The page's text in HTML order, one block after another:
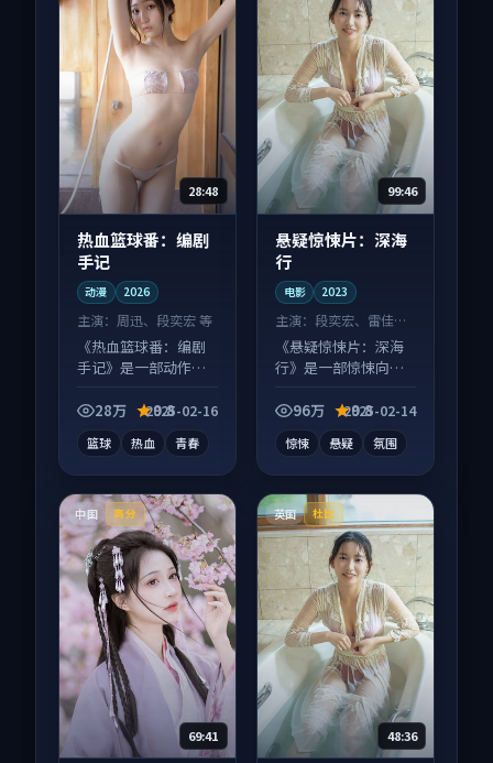
28:48
热血篮球番：编剧
手记
动漫 2026
主演： 周迅、段奕宏 等
《热血篮球番：编剧
手记》是一部动作向
发酵，适合周末一口
28万 9.8
2025-02-16
篮球 热血 青春
99:46
悬疑惊悚片：深海
行
电影 2023
主演：段奕宏、雷佳音
等
《悬疑惊悚片：深海
行》是一部惊悚向电
线，配乐与镜头配合
96万 9.8
2025-02-14
惊悚 悬疑 氛围
中国 高分
69:41
英国 杜比
48:36